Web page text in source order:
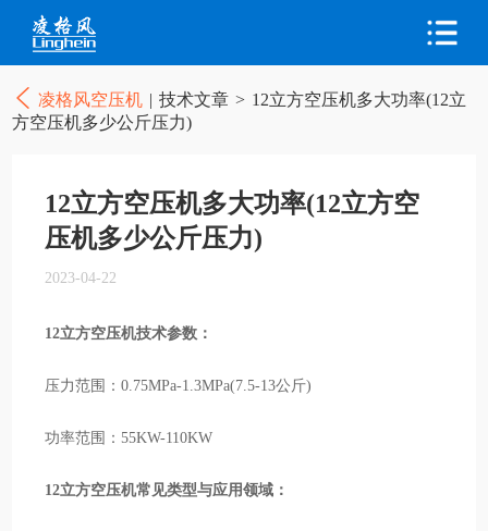
凌格风空压机 | 技术文章 > 12立方空压机多大功率(12立
方空压机多少公斤压力)
12立方空压机多大功率(12立方空
压机多少公斤压力)
2023-04-22
12立方空压机技术参数：
压力范围：0.75MPa-1.3MPa(7.5-13公斤)
功率范围：55KW-110KW
12立方空压机常见类型与应用领域：